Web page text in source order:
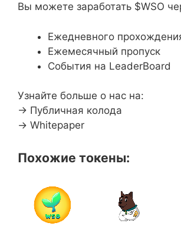
Вы можете заработать $WSO
Ежедневного
Ежемесячный пропуск
События на LeaderBoard
Узнайте больше о нас на:
-> Публичная колода
-> Whitepaper
Похожие токены: